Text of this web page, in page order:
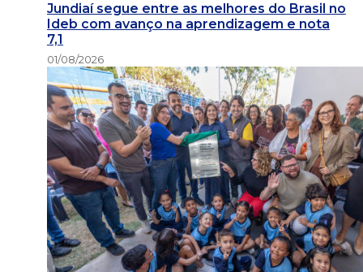
Jundiaí segue entre as melhores do Brasil no
Ideb com avanço na aprendizagem e nota
7,1
01/08/2026